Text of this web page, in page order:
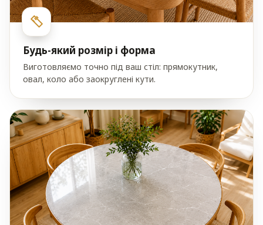
Будь-який розмір і форма
Виготовляємо точно під ваш стіл: прямокутник,
овал, коло або заокруглені кути.